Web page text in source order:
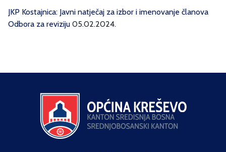
JKP Kostajnica: Javni natječaj za izbor i imenovanje članova
Odbora za reviziju 05.02.2024.